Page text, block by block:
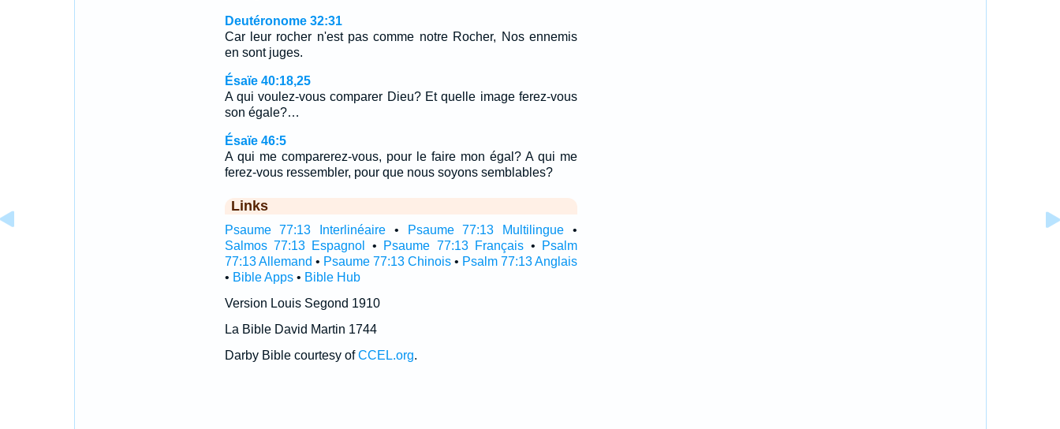
Deutéronome 32:31
Car leur rocher n'est pas comme notre Rocher, Nos ennemis
en sont juges.
Ésaïe 40:18,25
A qui voulez-vous comparer Dieu? Et quelle image ferez-vous
son égale?…
Ésaïe 46:5
A qui me comparerez-vous, pour le faire mon égal? A qui me
ferez-vous ressembler, pour que nous soyons semblables?
Links
Psaume 77:13 Interlinéaire • Psaume 77:13 Multilingue •
Salmos 77:13 Espagnol
• Psaume 77:13 Français •
Psalm
77:13 Allemand • Psaume 77:13 Chinois• Psalm 77:13 Anglais
• Bible Apps• Bible Hub
Version Louis Segond 1910
La Bible David Martin 1744
Darby Bible courtesy ofCCEL.org.